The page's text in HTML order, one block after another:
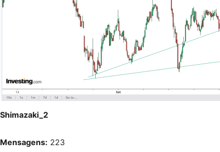
Shimazaki_2
Mensagens: 223